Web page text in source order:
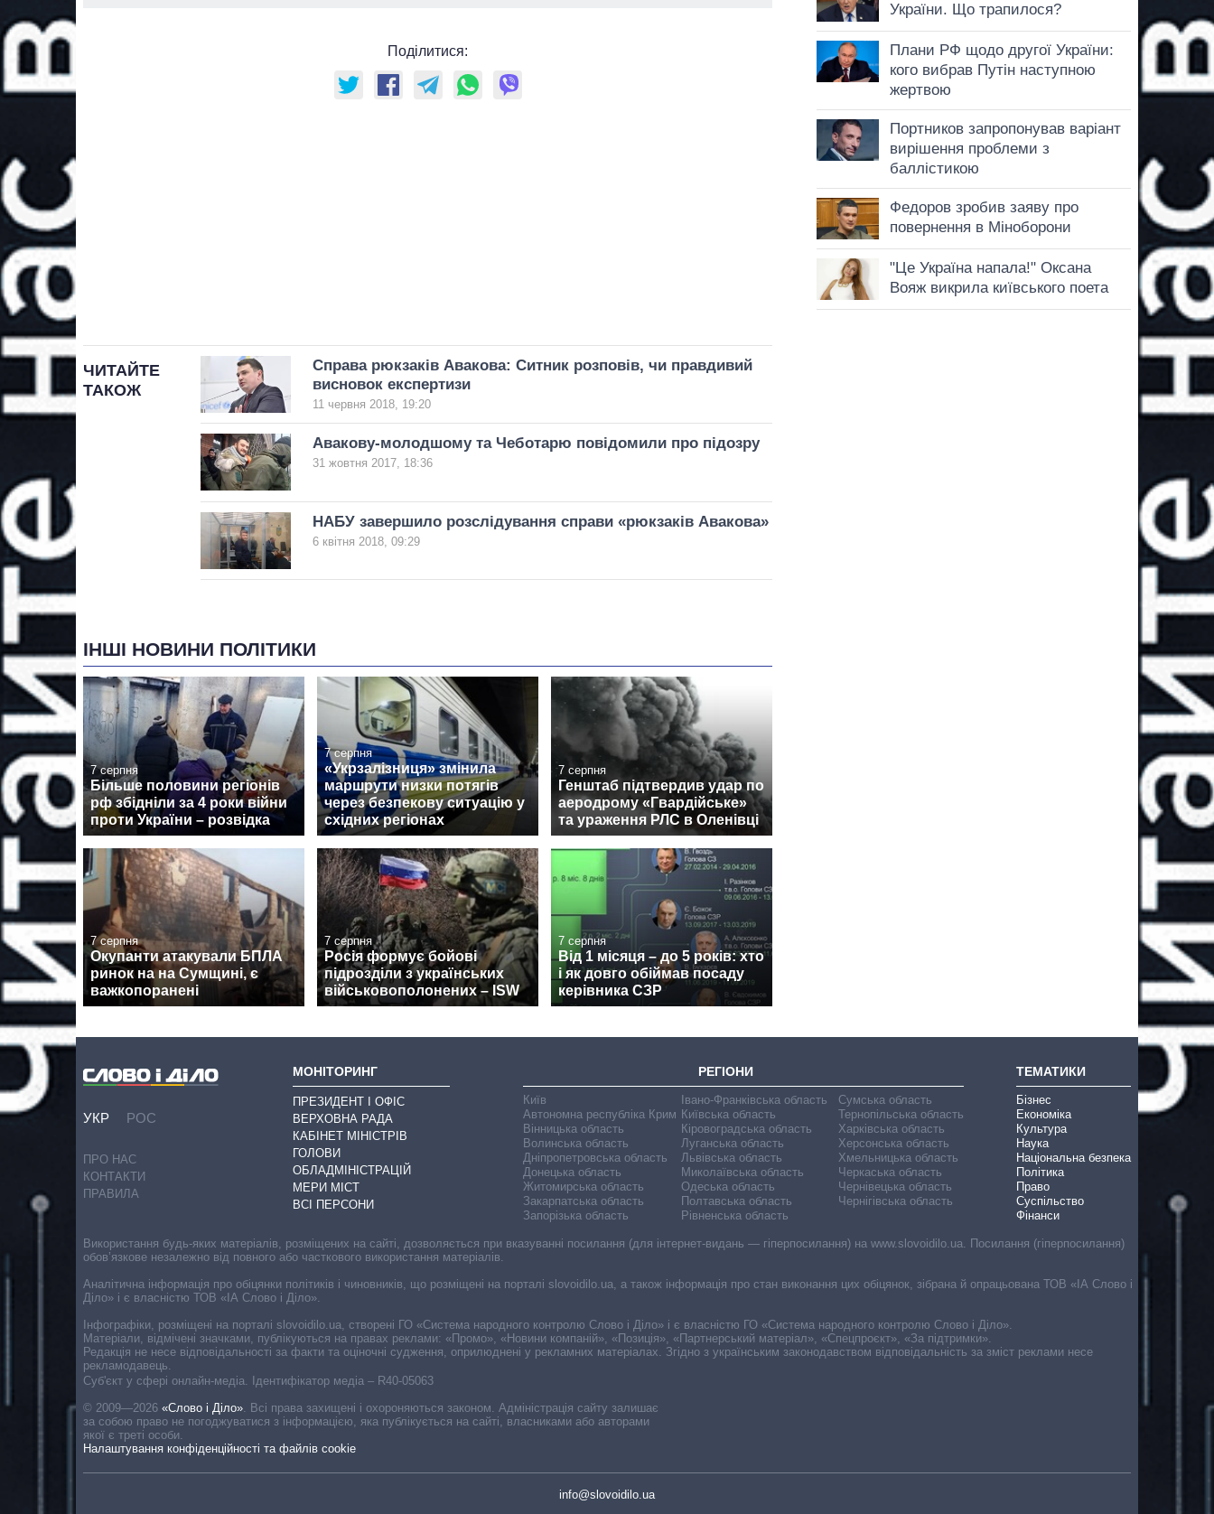
Поділитися:
ЧИТАЙТЕ
ТАКОЖ
Справа рюкзаків Авакова: Ситник розповів, чи правдивий
висновок експертизи
11 червня 2018, 19:20
Авакову-молодшому та Чеботарю повідомили про підозру
31 жовтня 2017, 18:36
НАБУ завершило розслідування справи «рюкзаків Авакова»
6 квітня 2018, 09:29
ІНШІ НОВИНИ ПОЛІТИКИ
7 серпня
Більше половини регіонів
рф збідніли за 4 роки війни
проти України – розвідка
7 серпня
«Укрзалізниця» змінила
маршрути низки потягів
через безпекову ситуацію у
східних регіонах
7 серпня
Генштаб підтвердив удар по
аеродрому «Гвардійське»
та ураження РЛС в Оленівці
7 серпня
Окупанти атакували БПЛА
ринок на на Сумщині, є
важкопоранені
7 серпня
Росія формує бойові
підрозділи з українських
військовополонених – ISW
7 серпня
Від 1 місяця – до 5 років: хто
і як довго обіймав посаду
керівника СЗР
УКР РОС
ПРО НАС
КОНТАКТИ
ПРАВИЛА
МОНІТОРИНГ
ПРЕЗИДЕНТ І ОФІС
ВЕРХОВНА РАДА
КАБІНЕТ МІНІСТРІВ
ГОЛОВИ
ОБЛАДМІНІСТРАЦІЙ
МЕРИ МІСТ
ВСІ ПЕРСОНИ
РЕГІОНИ
Київ
Автономна республіка Крим
Вінницька область
Волинська область
Дніпропетровська область
Донецька область
Житомирська область
Закарпатська область
Запорізька область
Івано-Франківська область
Київська область
Кіровоградська область
Луганська область
Львівська область
Миколаївська область
Одеська область
Полтавська область
Рівненська область
Сумська область
Тернопільська область
Харківська область
Херсонська область
Хмельницька область
Черкаська область
Чернівецька область
Чернігівська область
ТЕМАТИКИ
Бізнес
Економіка
Культура
Наука
Національна безпека
Політика
Право
Суспільство
Фінанси
Cуб'єкт у сфері онлайн-медіа. Ідентифікатор медіа – R40-05063
© 2009—2026 «Слово і Діло». Всі права захищені і охороняються законом. Адміністрація сайту залишає
за собою право не погоджуватися з інформацією, яка публікується на сайті, власниками або авторами
якої є треті особи.
Налаштування конфіденційності та файлів cookie
info@slovoidilo.ua
Використання будь-яких матеріалів, розміщених на сайті, дозволяється при вказуванні посилання (для інтернет-видань — гіперпосилання) на www.slovoidilo.ua. Посилання (гіперпосилання)
обов’язкове незалежно від повного або часткового використання матеріалів.
Аналітична інформація про обіцянки політиків і чиновників, що розміщені на порталі slovoidilo.ua, а також інформація про стан виконання цих обіцянок, зібрана й опрацьована ТОВ «ІА Слово і
Діло» і є власністю ТОВ «ІА Слово і Діло».
Інфографіки, розміщені на порталі slovoidilo.ua, створені ГО «Система народного контролю Слово і Діло» і є власністю ГО «Система народного контролю Слово і Діло».
Матеріали, відмічені значками, публікуються на правах реклами: «Промо», «Новини компаній», «Позиція», «Партнерський матеріал», «Спецпроєкт», «За підтримки».
Редакція не несе відповідальності за факти та оціночні судження, оприлюднені у рекламних матеріалах. Згідно з українським законодавством відповідальність за зміст реклами несе
рекламодавець.